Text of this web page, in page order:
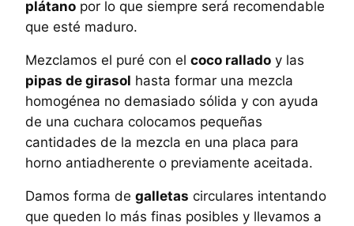
plátano por lo que siempre será recomendable
que esté maduro.
Mezclamos el puré con el coco rallado y las
pipas de girasol hasta formar una mezcla
homogénea no demasiado sólida y con ayuda
de una cuchara colocamos pequeñas
cantidades de la mezcla en una placa para
horno antiadherente o previamente aceitada.
Damos forma de galletas circulares intentando
que queden lo más finas posibles y llevamos a